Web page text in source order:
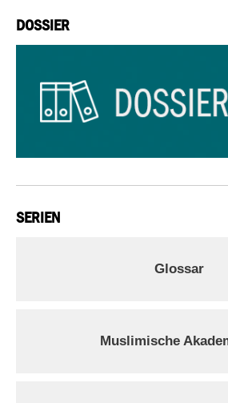
DOSSIER
SERIEN
Glossar
Muslimische